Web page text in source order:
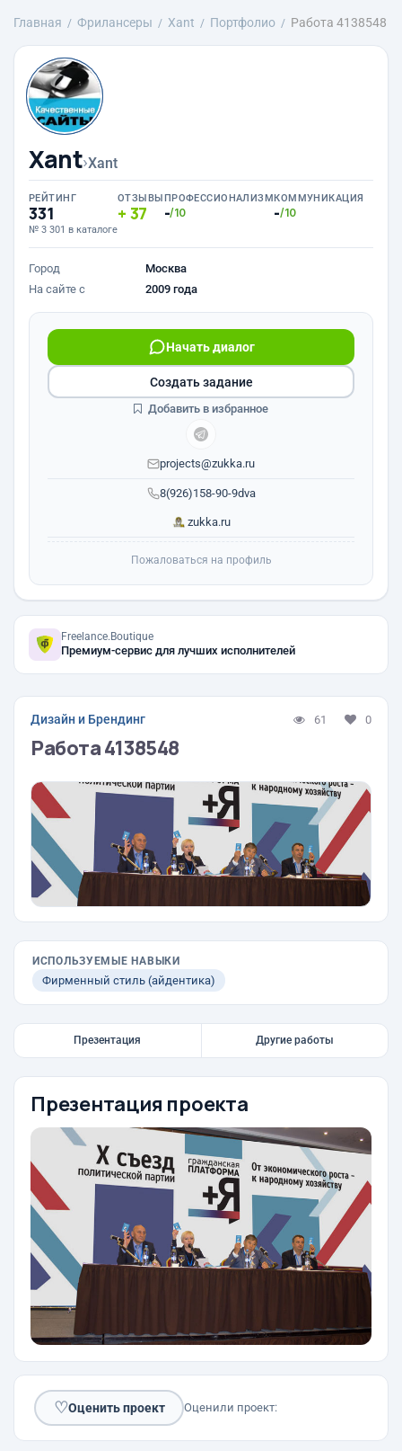
Главная Фрилансеры Xant Портфолио Работа 4138548
Xant›Xant
РЕЙТИНГ
331
№ 3 301 в каталоге
ОТЗЫВЫ
37
ПРОФЕССИОНАЛИЗМ
-/10
КОММУНИКАЦИЯ
-/10
Город
Москва
На сайте с
2009 года
8(926)158-90-9dva
Начать диалог
projects@zukka.ru
zukka.ru
Создать задание
Добавить в избранное
Пожаловаться на профиль
Freelance.Boutique
Премиум-сервис для лучших исполнителей
Дизайн и Брендинг 61 0
Работа 4138548
ИСПОЛЬЗУЕМЫЕ НАВЫКИ
Фирменный стиль (айдентика)
Презентация Другие работы
Презентация проекта
♡Оценить проект Оценили проект: